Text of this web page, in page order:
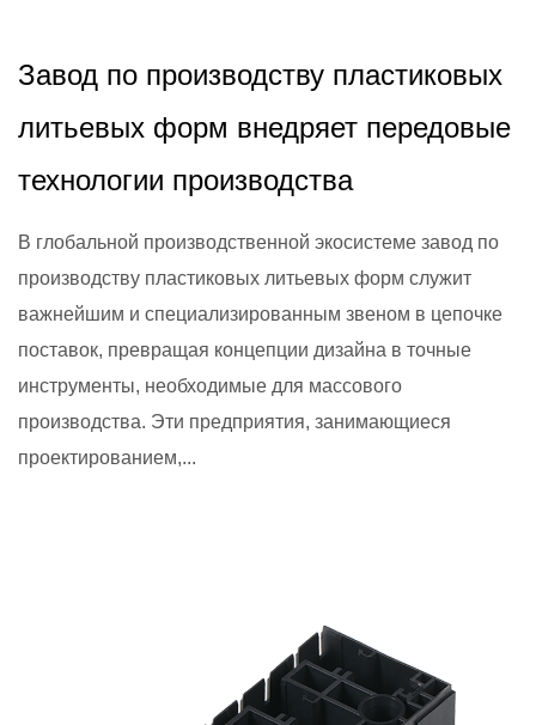
Завод по производству пластиковых
литьевых форм внедряет передовые
технологии производства
В глобальной производственной экосистеме завод по
производству пластиковых литьевых форм служит
важнейшим и специализированным звеном в цепочке
поставок, превращая концепции дизайна в точные
инструменты, необходимые для массового
производства. Эти предприятия, занимающиеся
проектированием,...